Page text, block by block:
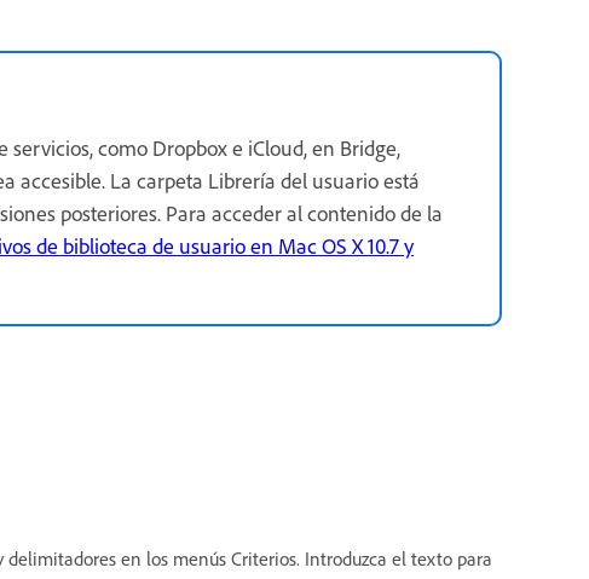
como Dropbox e iCloud, en Bridge,
accesible. La carpeta Librería del usuario está
posteriores. Para acceder al contenido de la
de biblioteca de usuario en Mac OS X 10.7 y
en los menús Criterios. Introduzca el texto para